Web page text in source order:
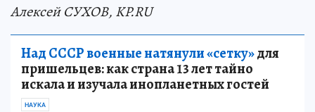
Алексей СУХОВ, KP.RU
Над СССР военные натянули «сетку»для
пришельцев: как страна 13 лет тайно
искала и изучала инопланетных гостей
НАУКА